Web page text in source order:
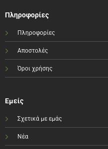
Πληροφορίες
Πληροφορίες
Αποστολές
Όροι χρήσης
Εμείς
Σχετικά με εμάς
Νέα